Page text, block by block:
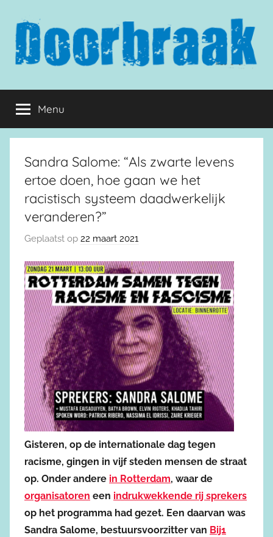
inhoud
springen
Doorbraak.eu
Menu
Sandra Salome: “Als zwarte levens
ertoe doen, hoe gaan we het
racistisch systeem daadwerkelijk
veranderen?”
Geplaatst op 22 maart 2021
Gisteren, op de internationale dag tegen
racisme, gingen in vijf steden mensen de straat
op. Onder andere in Rotterdam, waar de
organisatoren een indrukwekkende rij sprekers
op het programma had gezet. Een daarvan was
Sandra Salome, bestuursvoorzitter van Bij1